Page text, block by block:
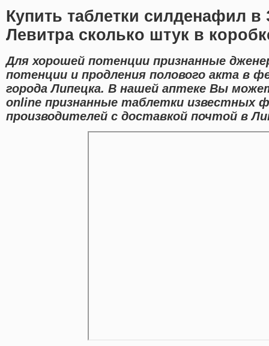
Купить таблетки силденафил
Левитра сколько штук в
Для хорошей потенции признанные
потенции и продления полового акта в
города Липецка. В нашей аптеке Вы
online признанные таблетки известных
производителей с доставкой почтой в